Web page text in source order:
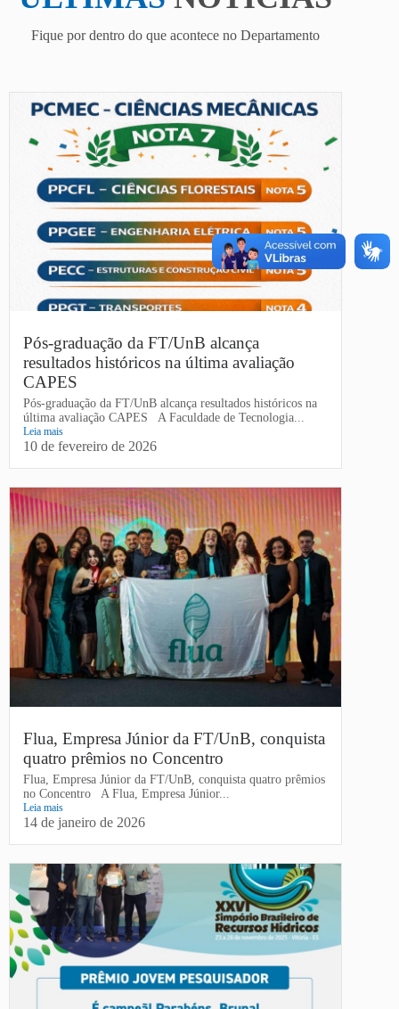
Fique por dentro do que acontece no Departamento
Pós-graduação da FT/UnB alcança
resultados históricos na última avaliação
CAPES
Pós-graduação da FT/UnB alcança resultados históricos na
última avaliação CAPES A Faculdade de Tecnologia...
Leia mais
10 de fevereiro de 2026
Flua, Empresa Júnior da FT/UnB, conquista
quatro prêmios no Concentro
Flua, Empresa Júnior da FT/UnB, conquista quatro prêmios
no Concentro A Flua, Empresa Júnior...
Leia mais
14 de janeiro de 2026